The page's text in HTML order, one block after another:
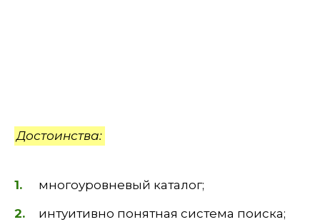
Достоинства:
многоуровневый каталог;
интуитивно понятная система поиска;